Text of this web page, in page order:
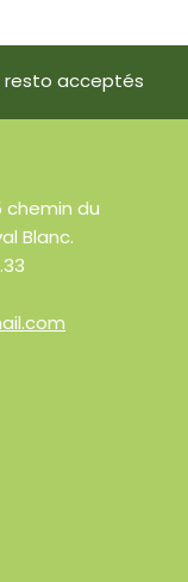
resto acceptés
chemin du
Blanc.